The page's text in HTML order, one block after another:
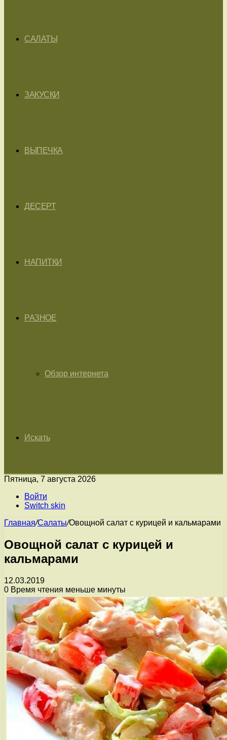
САЛАТЫ
ЗАКУСКИ
ВЫПЕЧКА
ДЕСЕРТ
НАПИТКИ
РАЗНОЕ
Обзор интернета
Искать
Пятница, 7 августа 2026
Войти
Switch skin
Главная/Салаты/Овощной салат с курицей и кальмарами
Овощной салат с курицей и
кальмарами
12.03.2019
0 Время чтения меньше минуты